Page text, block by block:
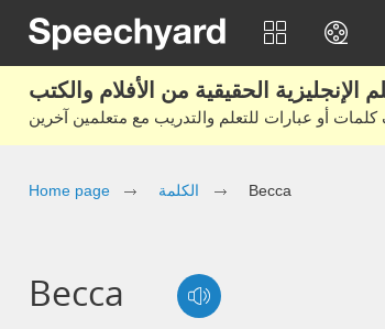
Home page الكلمة Becca
Becca